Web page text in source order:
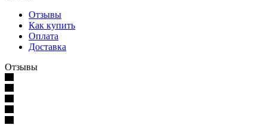
Отзывы
Как купить
Оплата
Доставка
Отзывы